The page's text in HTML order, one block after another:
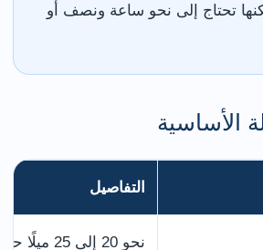
تحتاج إلى نحو ساعة ونصف أو
الأساسية
التفاصيل
نحو 20 إلى 25